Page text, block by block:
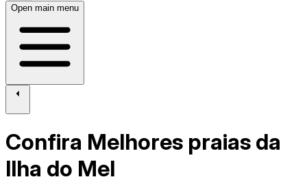
Open main menu
Confira Melhores praias da
Ilha do Mel